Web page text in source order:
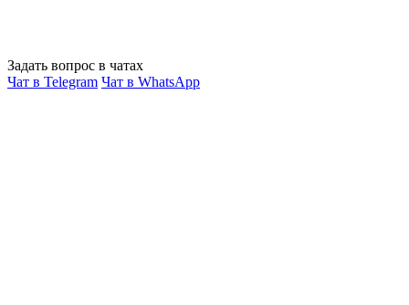
Задать вопрос в чатах
Чат в Telegram Чат в WhatsApp